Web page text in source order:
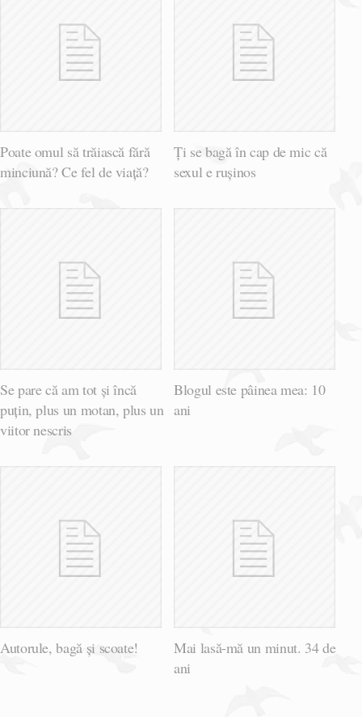
Poate omul să trăiască fără
minciună? Ce fel de viață?
Ți se bagă în cap de mic că
sexul e rușinos
Se pare că am tot și încă
puțin, plus un motan, plus un
viitor nescris
Blogul este pâinea mea: 10
ani
Autorule, bagă și scoate!
Mai lasă-mă un minut. 34 de
ani